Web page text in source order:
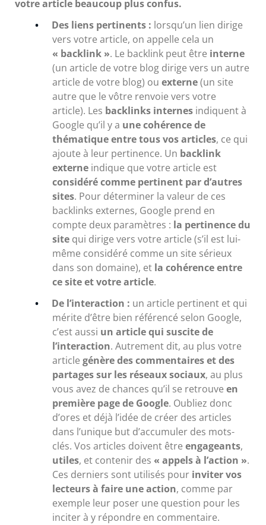
votre article beaucoup plus confus.
Des liens pertinents : lorsqu’un lien dirige
vers votre article, on appelle cela un
« backlink ». Le backlink peut être interne
(un article de votre blog dirige vers un autre
article de votre blog) ou externe(un site
autre que le vôtre renvoie vers votre
article). Les backlinks internes indiquent à
Google qu’il y a une cohérence de
thématique entre tous vos articles, ce qui
ajoute à leur pertinence. Un backlink
externe indique que votre article est
considéré comme pertinent par d’autres
sites. Pour déterminer la valeur de ces
backlinks externes, Google prend en
compte deux paramètres : la pertinence du
site qui dirige vers votre article (s’il est lui-
même considéré comme un site sérieux
dans son domaine), et la cohérence entre
ce site et votre article.
De l’interaction : un article pertinent et qui
mérite d’être bien référencé selon Google,
c’est aussi un article qui suscite de
l’interaction. Autrement dit, au plus votre
article génère des commentaires et des
partages sur les réseaux sociaux, au plus
vous avez de chances qu’il se retrouve en
première page de Google. Oubliez donc
d’ores et déjà l’idée de créer des articles
dans l’unique but d’accumuler des mots-
clés. Vos articles doivent être engageants,
utiles, et contenir des « appels à l’action ».
Ces derniers sont utilisés pour inviter vos
lecteurs à faire une action, comme par
exemple leur poser une question pour les
inciter à y répondre en commentaire.